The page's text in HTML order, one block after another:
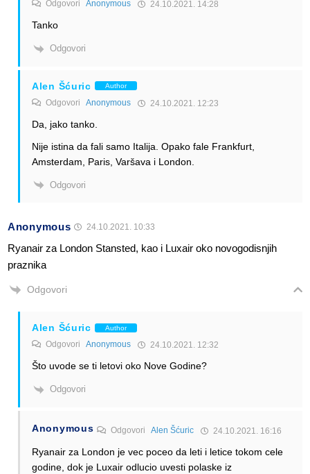
Odgovori Anonymous 24.10.2021. 14:28
Tanko
Odgovori
Alen Šćuric Author
Odgovori Anonymous 24.10.2021. 12:23
Da, jako tanko.
Nije istina da fali samo Italija. Opako fale Frankfurt,
Amsterdam, Paris, Varšava i London.
Odgovori
Anonymous 24.10.2021. 10:33
Ryanair za London Stansted, kao i Luxair oko novogodisnjih
praznika
Odgovori
Alen Šćuric Author
Odgovori Anonymous 24.10.2021. 12:32
Što uvode se ti letovi oko Nove Godine?
Odgovori
Anonymous OdgovoriAlen Šćuric 24.10.2021. 16:16
Ryanair za London je vec poceo da leti i letice tokom cele
godine, dok je Luxair odlucio uvesti polaske iz